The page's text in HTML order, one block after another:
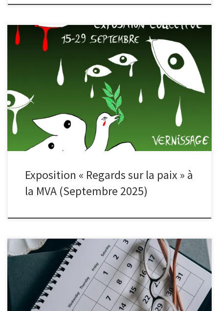
A partir du 15 septembre (jusqu’au 29), aux côtés du Collectif des
Artistes pour la Paix, le Club Photo expose sur le thème de la paix
à la maison de la vie associative (MVA), en présentant des photos
sous la forme d’un diaporama. Un vernissage aura lieu mercredi 17
septembre. Voici le programme complet (PDF) Les photos issues
de l’exposition :
Exposition « Regards sur la paix » à
la MVA (Septembre 2025)